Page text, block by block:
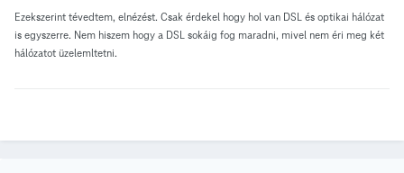
Ezekszerint tévedtem, elnézést. Csak érdekel hogy hol van DSL és optikai hálózat
is egyszerre. Nem hiszem hogy a DSL sokáig fog maradni, mivel nem éri meg két
hálózatot üzelemltetni.